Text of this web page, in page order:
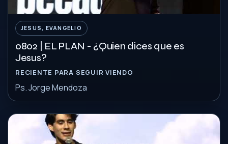
JESUS, EVANGELIO
0802 | EL PLAN - ¿Quien dices que es
Jesus?
RECIENTE PARA SEGUIR VIENDO
Ps. Jorge Mendoza